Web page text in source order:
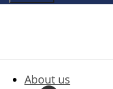
About us